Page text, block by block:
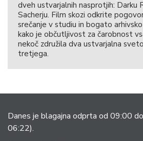
dveh ustvarjalnih nasprotjih: Darku
Sacherju. Film skozi odkrite
srečanje v studiu in bogato
kako je občutljivost za čarobnost
nekoč združila dva ustvarjalna
tretjega.
Danes je blagajna odprta od 09:00
06:22).